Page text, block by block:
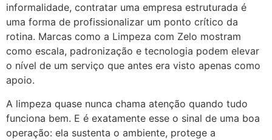
informalidade, contratar uma empresa estruturada é
uma forma de profissionalizar um ponto crítico da
rotina. Marcas como a Limpeza com Zelo mostram
como escala, padronização e tecnologia podem elevar
o nível de um serviço que antes era visto apenas como
apoio.
A limpeza quase nunca chama atenção quando tudo
funciona bem. E é exatamente esse o sinal de uma boa
operação: ela sustenta o ambiente, protege a